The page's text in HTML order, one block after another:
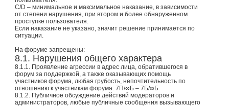
C/D – минимальное и максимальное наказание, в зависимости
от степени нарушения, при втором и более обнаруженном
проступке пользователя.
Если наказание не указано, значит решение принимается по
ситуации.
На форуме запрещены:
8.1. Нарушения общего характера
8.1.1. Проявление агрессии в адрес лица, обратившегося в
форум за поддержкой, а также оказывающих помощь
участников форума, любая грубость, непочтительность по
отношению к участникам форума. 7П/∞Б – 7Б/∞Б
8.1.2. Публичное обсуждение действий модераторов и
администраторов, любые публичные сообщения вызывающего